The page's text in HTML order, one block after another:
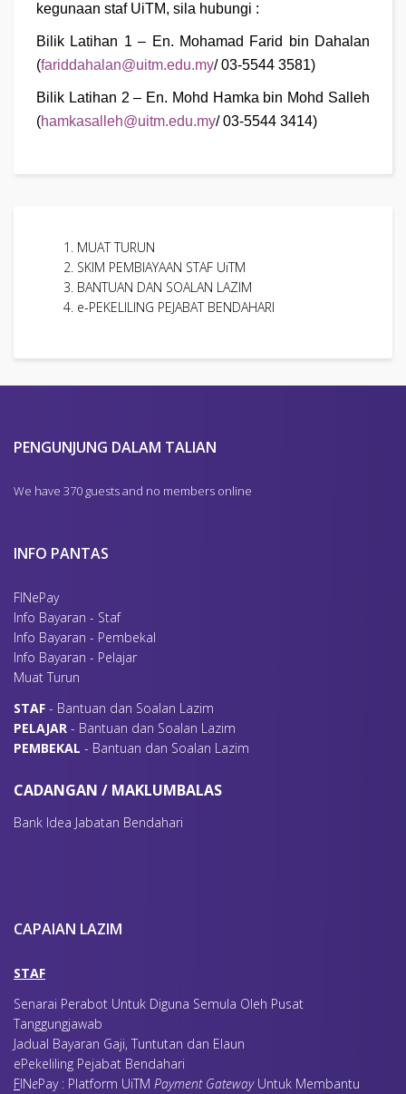
kegunaan staf UiTM, sila hubungi :
Bilik Latihan 1 – En. Mohamad Farid bin Dahalan
(fariddahalan@uitm.edu.my/03-5544 3581)
Bilik Latihan 2 – En. Mohd Hamka bin Mohd Salleh
(hamkasalleh@uitm.edu.my/03-5544 3414)
MUAT TURUN
SKIM PEMBIAYAAN STAF UiTM
BANTUAN DAN SOALAN LAZIM
e-PEKELILING PEJABAT BENDAHARI
PENGUNJUNG DALAM TALIAN
We have 370 guests and no members online
INFO PANTAS
FINePay
Info Bayaran - Staf
Info Bayaran - Pembekal
Info Bayaran - Pelajar
Muat Turun
STAF - Bantuan dan Soalan Lazim
PELAJAR - Bantuan dan Soalan Lazim
PEMBEKAL - Bantuan dan Soalan Lazim
CADANGAN / MAKLUMBALAS
Bank Idea Jabatan Bendahari
CAPAIAN LAZIM
STAF
Senarai Perabot Untuk Diguna Semula Oleh Pusat
Tanggungjawab
Jadual Bayaran Gaji, Tuntutan dan Elaun
ePekeliling Pejabat Bendahari
FINePay : Platform UiTM Payment GatewayUntuk Membantu